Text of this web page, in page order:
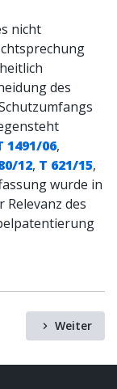
nicht
des
1491/06,
12, T 621/15,
wurde in
des
Weiter